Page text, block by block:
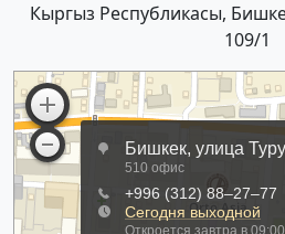
Кыргыз Республикасы,
109/1